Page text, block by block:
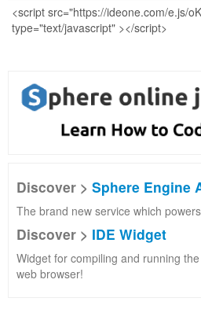
Discover > Sphere Engine
The brand new service which
Discover > IDE Widget
Widget for compiling and running
web browser!